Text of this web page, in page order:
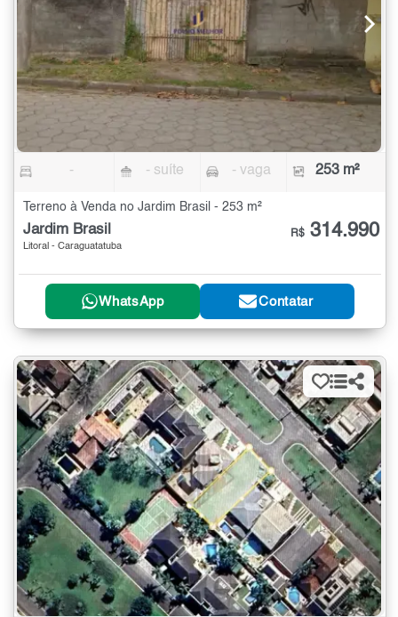
- - suíte - vaga 253 m²
Terreno à Venda no Jardim Brasil - 253 m²
Jardim Brasil
Litoral - Caraguatatuba
R$ 314.990
WhatsApp Contatar